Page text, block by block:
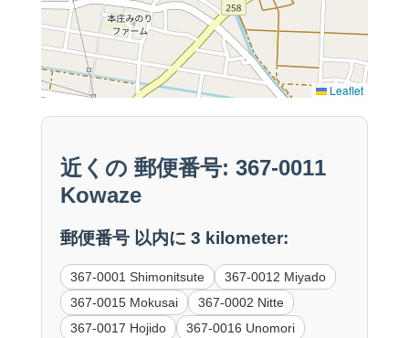
Leaflet
近くの 郵便番号: 367-0011
Kowaze
郵便番号 以内に 3 kilometer:
367-0001 Shimonitsute
367-0012 Miyado
367-0015 Mokusai
367-0002 Nitte
367-0017 Hojido
367-0016 Unomori